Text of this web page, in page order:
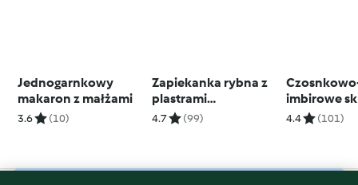
Jednogarnkowy
makaron z małżami
3.6 (10)
Zapiekanka rybna z
plastrami
ziemniaków (TM6,
4.7 (99)
imbirowe
z kurczaka z
4.4 (101)